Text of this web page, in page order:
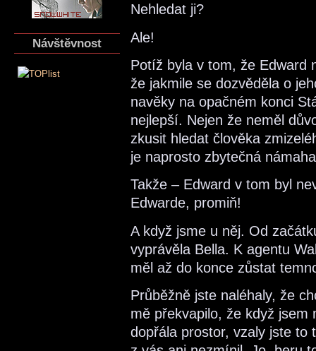
Návštěvnost
Nehledat ji?
Ale!
Potíž byla v tom, že Edward
že jakmile se dozvěděla o
navěky na opačném konci
nejlepší. Nejen že neměl
zkusit hledat člověka
je naprosto zbytečná
Takže – Edward v tom byl
Edwarde, promiň!
A když jsme u něj. Od
vyprávěla Bella. K agentu
měl až do konce zůstat
Průběžně jste naléhaly, že
mě překvapilo, že když jsem
dopřála prostor, vzaly jste to